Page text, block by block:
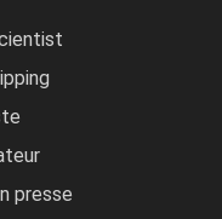
presse